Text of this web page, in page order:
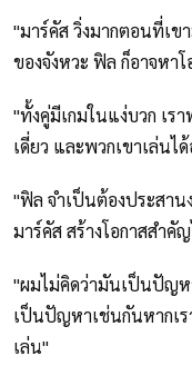
"มาร์คัส วิ่งมากตอนที่เข
ของจังหวะ ฟิล ก็อาจหา
"ทั้งคู่มีเกมในแง่บวก เร
เดี่ยว และพวกเขาเล่นไ
"ฟิล จำเป็นต้องประสาน
มาร์คัส สร้างโอกาสสำคั
"ผมไม่คิดว่ามันเป็นปัญ
เป็นปัญหาเช่นกันหากเร
เล่น"